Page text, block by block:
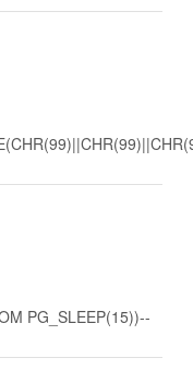
PG_SLEEP(15))--